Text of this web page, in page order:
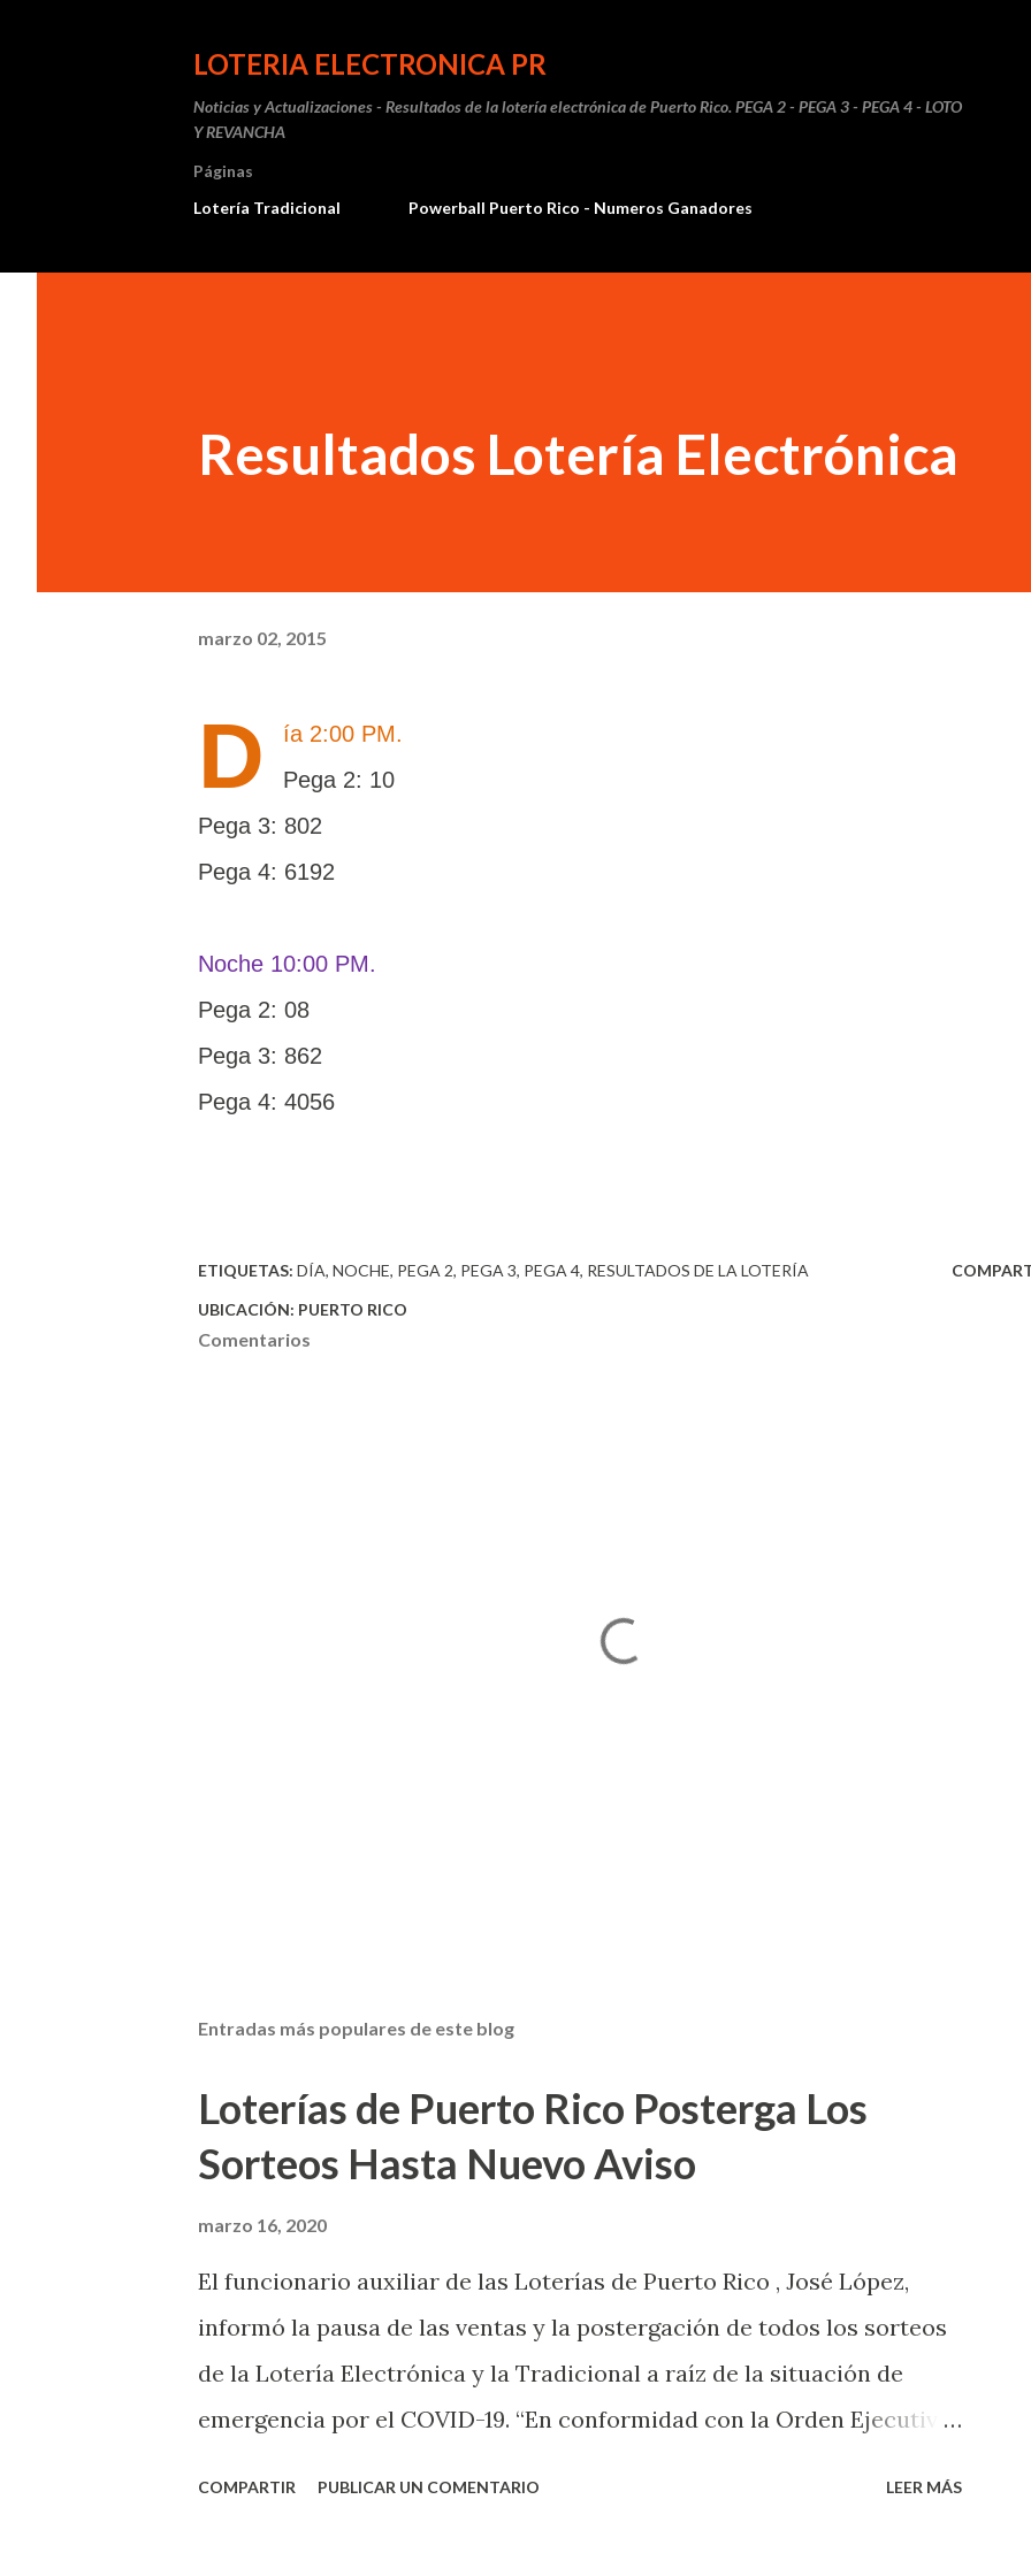
LOTERIA ELECTRONICA PR
Noticias y Actualizaciones - Resultados de la lotería electrónica de Puerto Rico. PEGA 2 - PEGA 3 - PEGA 4 - LOTO
Y REVANCHA
Páginas
Lotería Tradicional
Powerball Puerto Rico - Numeros Ganadores
Resultados Lotería Electrónica
marzo 02, 2015
D
ía 2:00 PM.
Pega 2: 10
Pega 3: 802
Pega 4: 6192
Noche 10:00 PM.
Pega 2: 08
Pega 3: 862
Pega 4: 4056
ETIQUETAS: DÍA NOCHE PEGA 2 PEGA 3 PEGA 4 RESULTADOS DE LA LOTERÍA
UBICACIÓN: PUERTO RICO
Comentarios
Entradas más populares de este blog
Loterías de Puerto Rico Posterga Los
Sorteos Hasta Nuevo Aviso
marzo 16, 2020
El funcionario auxiliar de las Loterías de Puerto Rico , José López,
informó la pausa de las ventas y la postergación de todos los sorteos
de la Lotería Electrónica y la Tradicional a raíz de la situación de
emergencia por el COVID-19. “En conformidad con la Orden Ejecutiva
COMPARTIR PUBLICAR UN COMENTARIO LEER MÁS